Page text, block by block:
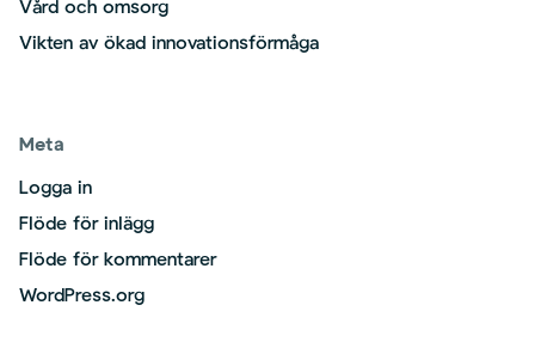
Vård och omsorg
Vikten av ökad innovationsförmåga
Meta
Logga in
Flöde för inlägg
Flöde för kommentarer
WordPress.org